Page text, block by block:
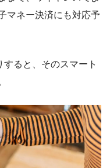
マネー決済にも対応予
ると、そのスマート